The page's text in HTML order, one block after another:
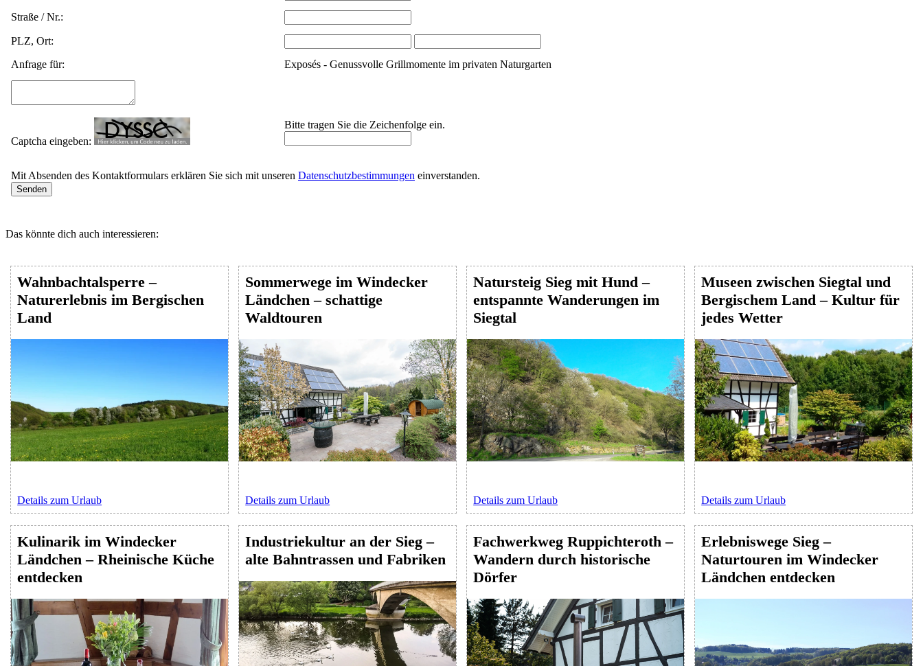
Straße / Nr.:
PLZ, Ort:
Anfrage für:
Exposés - Genussvolle Grillmomente im privaten Naturgarten
Captcha eingeben:
Bitte tragen Sie die Zeichenfolge ein.
Mit Absenden des Kontaktformulars erklären Sie sich mit unseren Datenschutzbestimmungen einverstanden.
Das könnte dich auch interessieren:
Wahnbachtalsperre –
Naturerlebnis im Bergischen
Land
Details zum Urlaub
Sommerwege im Windecker
Ländchen – schattige
Waldtouren
Details zum Urlaub
Natursteig Sieg mit Hund –
entspannte Wanderungen im
Siegtal
Details zum Urlaub
Museen zwischen Siegtal und
Bergischem Land – Kultur für
jedes Wetter
Details zum Urlaub
Kulinarik im Windecker
Ländchen – Rheinische Küche
entdecken
Industriekultur an der Sieg –
alte Bahntrassen und Fabriken
Fachwerkweg Ruppichteroth –
Wandern durch historische
Dörfer
Erlebniswege Sieg –
Naturtouren im Windecker
Ländchen entdecken